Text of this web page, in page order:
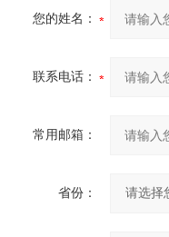
您的姓名：
联系电话：
常用邮箱：
省份：